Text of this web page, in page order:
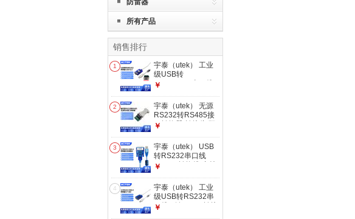
防雷器
所有产品
销售排行
1
宇泰（utek） 工业
级USB转
RS485/422串口线
转接线UT-890A
1.5M(890A)
￥
2
宇泰（utek） 无源
RS232转RS485接
口转换器 转接头 双
2201
￥
3
宇泰（utek） USB
转RS232串口线
COM口转换线 支持
UT-8801 1.5M
￥
4
宇泰（utek） 工业
级USB转RS232串
口线 9针com口转接
￥